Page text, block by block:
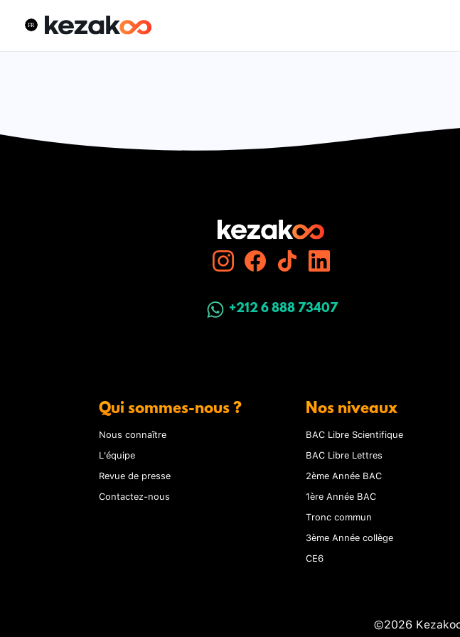
+212 6 888 73407
Qui sommes-nous ?
Nous connaître
L'équipe
Revue de presse
Contactez-nous
Nos niveaux
BAC Libre Scientifique
BAC Libre Lettres
2ème Année BAC
1ère Année BAC
Tronc commun
3ème Année collège
CE6
©2026